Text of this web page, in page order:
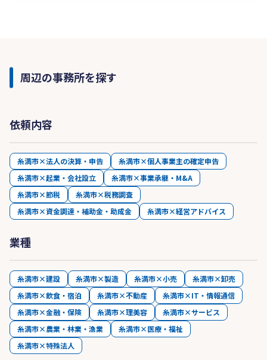
周辺の事務所を探す
依頼内容
糸満市×法人の決算・申告
糸満市×個人事業主の確定申告
糸満市×起業・会社設立
糸満市×事業承継・M&A
糸満市×節税
糸満市×税務調査
糸満市×資金調達・補助金・助成金
糸満市×経営アドバイス
業種
糸満市×建設 糸満市×製造 糸満市×小売
糸満市×卸売
糸満市×飲食・宿泊
糸満市×不動産
糸満市×IT・情報通信
糸満市×金融・保険
糸満市×理美容
糸満市×サービス
糸満市×農業・林業・漁業
糸満市×医療・福祉
糸満市×特殊法人